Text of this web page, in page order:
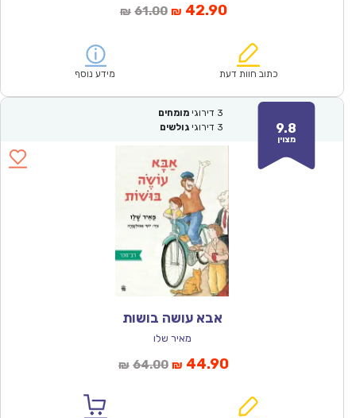
₪ 61.00המחיר
₪61.00.
₪ 42.90המחיר
הוא:
כתוב חוות דעת מידע נוסף
9.8
מצוין
3 דירוגי מומחים
3 דירוגי גולשים
אבא עושה בושות
מאיר שלו
₪ 64.00המחיר
₪ 44.90המחיר
הוא: